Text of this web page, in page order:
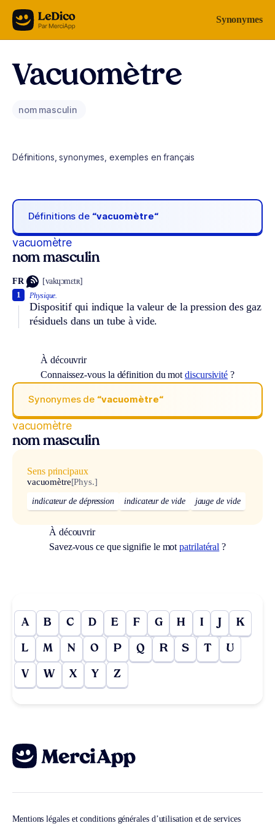
Aller au contenu Synonymes
Vacuomètre
nom masculin
Définitions, synonymes, exemples en français
Définitions de “vacuomètre“
vacuomètre
nom masculin
FR [vakɥɔmɛtʀ]
Physique.
Dispositif qui indique la valeur de la pression des gaz
résiduels dans un tube à vide.
1
À découvrir
Connaissez-vous la définition du motdiscursivité ?
Synonymes de “vacuomètre“
vacuomètre
nom masculin
Sens principaux
vacuomètre[Phys.]
indicateur de dépression indicateur de vide jauge de vide
À découvrir
Savez-vous ce que signifie le motpatrilatéral ?
A B C D E F G H I J K
L M N O P Q R S T U
V W X Y Z
Mentions légales et conditions générales d’utilisation et de services